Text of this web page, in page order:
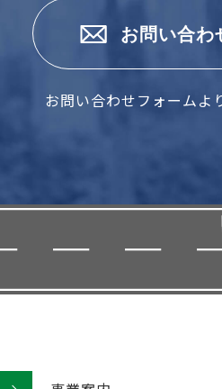
お問い合わ
お問い合わせフォームよ